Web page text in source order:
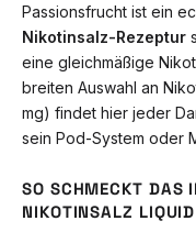
Passionsfrucht ist ein
Nikotinsalz-Rezeptur
eine gleichmäßige
breiten Auswahl an
mg) findet hier jeder
sein Pod-System oder
SO SCHMECKT DAS
NIKOTINSALZ LIQUID